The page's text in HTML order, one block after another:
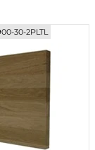
30-2PLTL